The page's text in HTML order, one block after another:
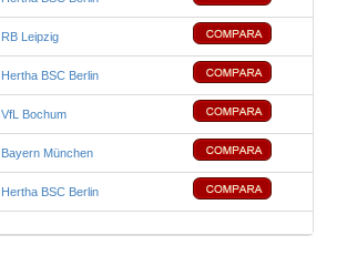
RB Leipzig
Hertha BSC Berlin
VfL Bochum
Bayern München
Hertha BSC Berlin